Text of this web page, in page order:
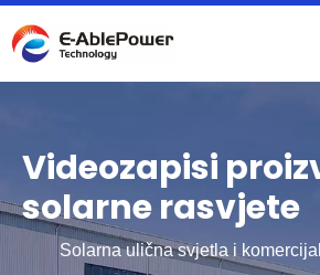
Videozapisi
solarne rasvjete
Solarna ulična svjetla i